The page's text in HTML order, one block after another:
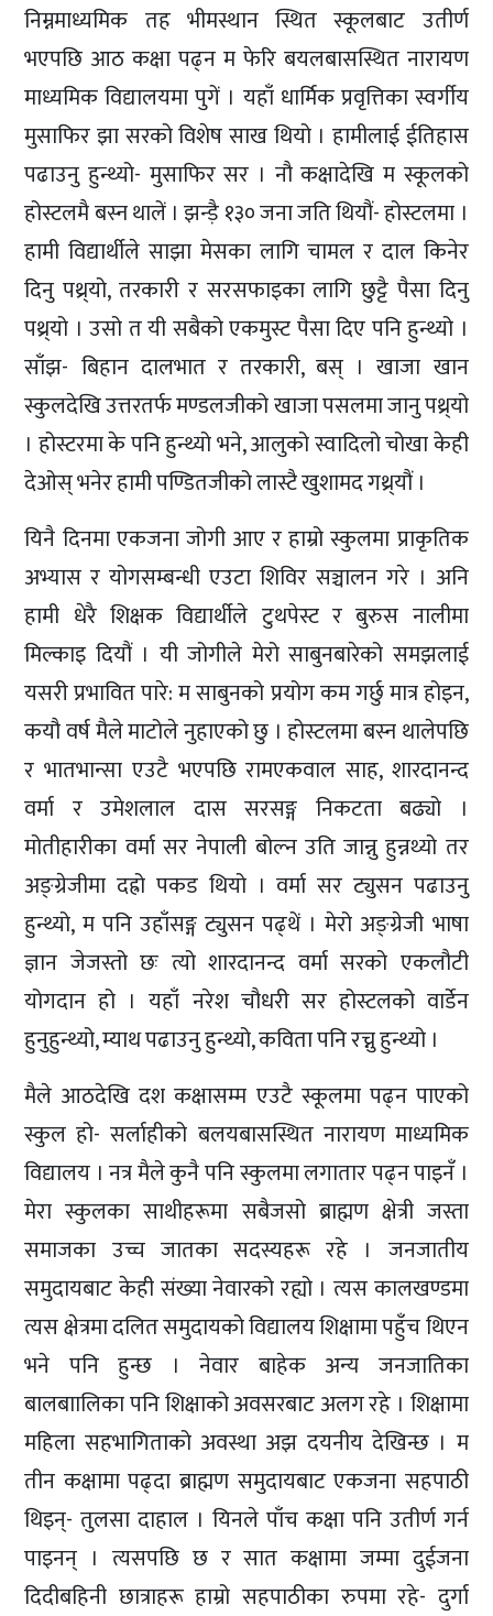
निम्नमाध्यमिक तह भीमस्थान स्थित स्कूलबाट उतीर्ण
भएपछि आठ कक्षा पढ्न म फेरि बयलबासस्थित नारायण
माध्यमिक विद्यालयमा पुगें । यहाँ धार्मिक प्रवृत्तिका स्वर्गीय
मुसाफिर झा सरको विशेष साख थियो । हामीलाई ईतिहास
पढाउनु हुन्थ्यो- मुसाफिर सर । नौ कक्षादेखि म स्कूलको
होस्टलमै बस्न थालें । झन्ड़ै १३० जना जति थियौं- होस्टलमा ।
हामी विद्यार्थीले साझा मेसका लागि चामल र दाल किनेर
दिनु पथ्र्यो, तरकारी र सरसफाइका लागि छुट्टै पैसा दिनु
पथ्र्यो । उसो त यी सबैको एकमुस्ट पैसा दिए पनि हुन्थ्यो ।
साँझ- बिहान दालभात र तरकारी, बस् । खाजा खान
स्कुलदेखि उत्तरतर्फ मण्डलजीको खाजा पसलमा जानु पथ्र्यो
। होस्टरमा के पनि हुन्थ्यो भने, आलुको स्वादिलो चोखा केही
देओस् भनेर हामी पण्डितजीको लास्टै खुशामद गथ्र्यौं ।
यिनै दिनमा एकजना जोगी आए र हाम्रो स्कुलमा प्राकृतिक
अभ्यास र योगसम्बन्धी एउटा शिविर सञ्चालन गरे । अनि
हामी धेरै शिक्षक विद्यार्थीले टुथपेस्ट र बुरुस नालीमा
मिल्काइ दियौं । यी जोगीले मेरो साबुनबारेको समझलाई
यसरी प्रभावित पारे: म साबुनको प्रयोग कम गर्छु मात्र होइन,
कयौ वर्ष मैले माटोले नुहाएको छु । होस्टलमा बस्न थालेपछि
र भातभान्सा एउटै भएपछि रामएकवाल साह, शारदानन्द
वर्मा र उमेशलाल दास सरसङ्ग निकटता बढ्यो ।
मोतीहारीका वर्मा सर नेपाली बोल्न उति जान्नु हुन्नथ्यो तर
अङ्ग्रेजीमा दह्रो पकड थियो । वर्मा सर ट्युसन पढाउनु
हुन्थ्यो, म पनि उहाँसङ्ग ट्युसन पढ्थें । मेरो अङ्ग्रेजी भाषा
ज्ञान जेजस्तो छः त्यो शारदानन्द वर्मा सरको एकलौटी
योगदान हो । यहाँ नरेश चौधरी सर होस्टलको वार्डेन
हुनुहुन्थ्यो, म्याथ पढाउनु हुन्थ्यो, कविता पनि रच्नु हुन्थ्यो ।
मैले आठदेखि दश कक्षासम्म एउटै स्कूलमा पढ्न पाएको
स्कुल हो- सर्लाहीको बलयबासस्थित नारायण माध्यमिक
विद्यालय । नत्र मैले कुनै पनि स्कुलमा लगातार पढ्न पाइनँ ।
मेरा स्कुलका साथीहरूमा सबैजसो ब्राह्मण क्षेत्री जस्ता
समाजका उच्च जातका सदस्यहरू रहे । जनजातीय
समुदायबाट केही संख्या नेवारको रह्यो । त्यस कालखण्डमा
त्यस क्षेत्रमा दलित समुदायको विद्यालय शिक्षामा पहुँच थिएन
भने पनि हुन्छ । नेवार बाहेक अन्य जनजातिका
बालबाालिका पनि शिक्षाको अवसरबाट अलग रहे । शिक्षामा
महिला सहभागिताको अवस्था अझ दयनीय देखिन्छ । म
तीन कक्षामा पढ्दा ब्राह्मण समुदायबाट एकजना सहपाठी
थिइन्- तुलसा दाहाल । यिनले पाँच कक्षा पनि उतीर्ण गर्न
पाइनन् । त्यसपछि छ र सात कक्षामा जम्मा दुईजना
दिदीबहिनी छात्राहरू हाम्रो सहपाठीका रुपमा रहे- दुर्गा